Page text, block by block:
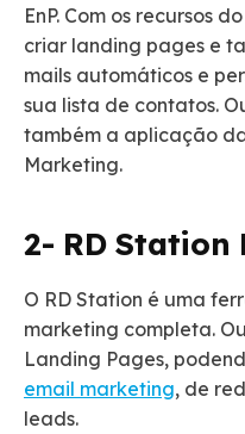
EnP. Com os recursos
criar landing pages e
mails automáticos e
sua lista de contatos.
também a aplicação
Marketing.
2- RD
O RD Station é uma
marketing completa.
Landing Pages,
email marketing, de
leads.